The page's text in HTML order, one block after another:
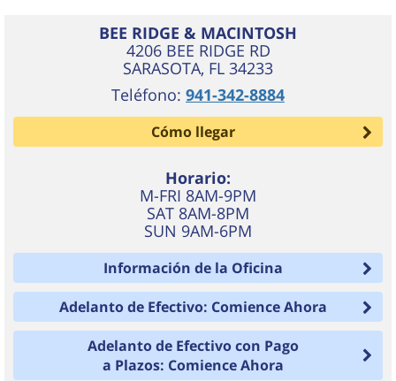
BEE RIDGE & MACINTOSH
4206 BEE RIDGE RD
SARASOTA, FL 34233
Teléfono: 941-342-8884
Cómo llegar
Horario:
M-FRI 8AM-9PM
SAT 8AM-8PM
SUN 9AM-6PM
Información de la Oficina
Adelanto de Efectivo: Comience Ahora
Adelanto de Efectivo con Pago
a Plazos: Comience Ahora